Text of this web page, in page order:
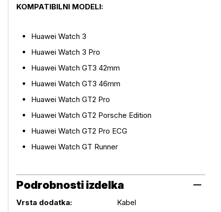
KOMPATIBILNI MODELI:
Huawei Watch 3
Huawei Watch 3 Pro
Huawei Watch GT3 42mm
Huawei Watch GT3 46mm
Huawei Watch GT2 Pro
Huawei Watch GT2 Porsche Edition
Huawei Watch GT2 Pro ECG
Huawei Watch GT Runner
Podrobnosti izdelka
Podrobnosti izdelka
Vrsta dodatka: Kabel